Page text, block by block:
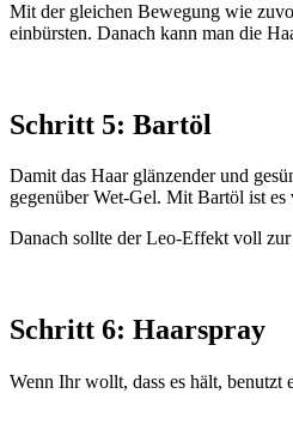
Mit der gleichen Bewegung wie
einbürsten. Danach kann man die
Schritt 5: Bartöl
Damit das Haar glänzender und
gegenüber Wet-Gel. Mit Bartöl ist es
Danach sollte der Leo-Effekt voll
Schritt 6: Haarspray
Wenn Ihr wollt, dass es hält, benutzt